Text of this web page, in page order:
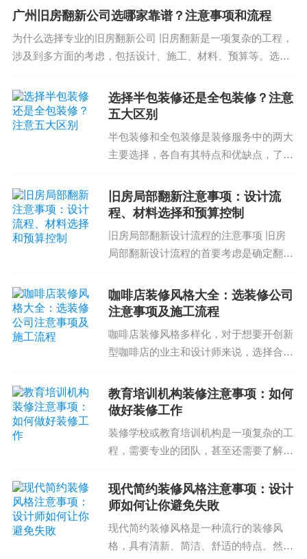
问题影响整个装修效果。
工装装修注意事项与流程的关键点
常重要的，深圳市安之家装饰设计有限公司希望通
过本文详解工装装修注意事项和流程，帮助广大深
圳民众轻松完成工装装修工作，避免一些意外情况
的发生。在选择工装公司时，需要注意选择专业的
工装质量进行严格检查，避免出现工装问题影响整
个装修效果。在材料采购、报价、施工和验收中，
需要遵循工装装修流程，避免出现工装问题。在工
避免出现工装问题。”}
深圳装修公司,深圳装修公司深圳市安之家装饰设计
有限公司欢迎您的咨询!
广州旧房翻新公司选哪家靠谱？注意事项和流程
为什么选择专业的旧房翻新公司 旧房翻新是一项复杂的工程，
涉及到多方面的考虑，包括设计、施工、材料、预算等。选择
问题和风险。 如何选...选择半包装修还是全包装修？注意
五大区别
半包装修和全包装修是装修服务中的两大
主要选择，各自有其特点和优缺点，了解
务。在此基础上，更了解装修服务中另外
两个概念：甲包和乙包装修。甲包装修指
旧房局部翻新注意事项：设计流
程、材料选择和预算控制
旧房局部翻新设计流程的注意事项 旧房
局部翻新设计流程的首要考虑是确定翻新
际情况，设计师可以制定出合适的设计方
案和施工计划。例如，在进行局部翻新
咖啡店装修风格大全：选装修公司
注意事项及施工流程
咖啡店装修风格多样化，对于想要开创新
型咖啡店的业主和设计师来说，选择合适
咖啡店装修公司应具备专业的设计团队、
经验丰富的施工队伍以及精心的视觉表
教育培训机构装修注意事项：如何
做好装修工作
装修学校或教育培训机构是一项复杂的工
程，需要专业的团队，甚至还需要了解相
项众多，需要了解有一定的常识和经验。
那么，教育培训机构装修注意事项到底有
哪些呢？一、合理规划...
现代简约装修风格注意事项：设计
师如何让你避免失敗
现代简约装修风格是一种流行的装修风
格，具有清新、简洁、舒适的特点。然